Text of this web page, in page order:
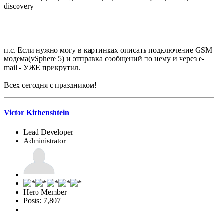
discovery
п.с. Если нужно могу в картинках описать подключение GSM
модема(vSphere 5) и отправка сообщений по нему и через e-
mail - УЖЕ прикрутил.
Всех сегодня с праздником!
Victor Kirhenshtein
Lead Developer
Administrator
Hero Member
Posts: 7,807